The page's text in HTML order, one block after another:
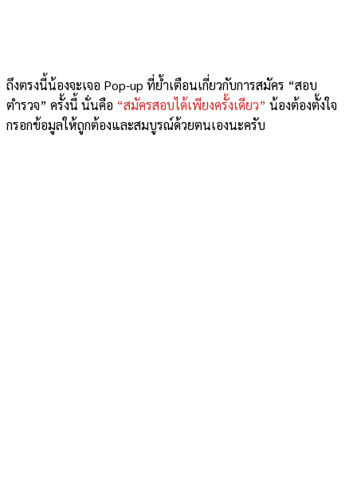
ถึงตรงนี้น้องจะเจอ Pop-up ที่ย้ำเตือนเกี่ยวกับการสมัคร “สอบ
ตำรวจ” ครั้งนี้ นั่นคือ “สมัครสอบได้เพียงครั้งเดียว” น้องต้องตั้งใจ
กรอกข้อมูลให้ถูกต้องและสมบูรณ์ด้วยตนเองนะครับ